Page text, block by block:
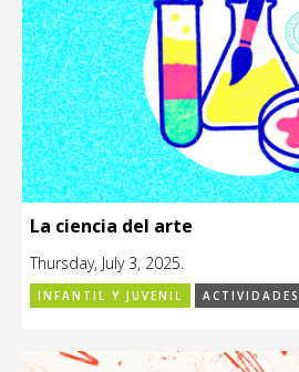
La ciencia del arte
Thursday, July 3, 2025.
INFANTIL Y JUVENIL ACTIVIDADES